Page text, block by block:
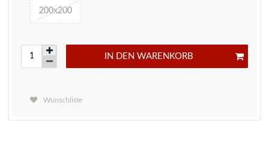
200x200
IN DEN WARENKORB
Wunschliste